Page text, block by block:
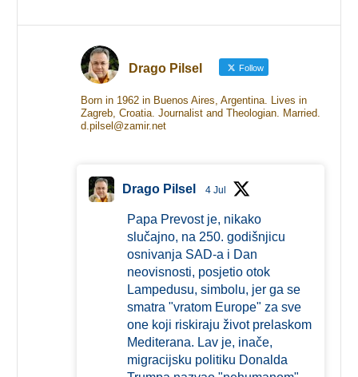
Drago Pilsel Follow
Born in 1962 in Buenos Aires, Argentina. Lives in
Zagreb, Croatia. Journalist and Theologian. Married.
d.pilsel@zamir.net
Drago Pilsel 4 Jul
Papa Prevost je, nikako
slučajno, na 250. godišnjicu
osnivanja SAD-a i Dan
neovisnosti, posjetio otok
Lampedusu, simbolu, jer ga se
smatra "vratom Europe" za sve
one koji riskiraju život prelaskom
Mediterana. Lav je, inače,
migracijsku politiku Donalda